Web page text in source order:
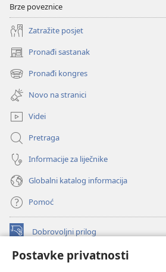
Postavke privatnosti
Brze poveznice
Zatražite posjet
Pronađi sastanak
(otvara
se
novi
prozor)
Pronađi kongres
(otvara
se
novi
prozor)
Novo na stranici
Videi
Pretraga
Informacije za liječnike
Globalni katalog informacija
Pomoć
Dobrovoljni prilog
(otvara
novi
INTERNETSKA BIBLIOTEKA Watchtower